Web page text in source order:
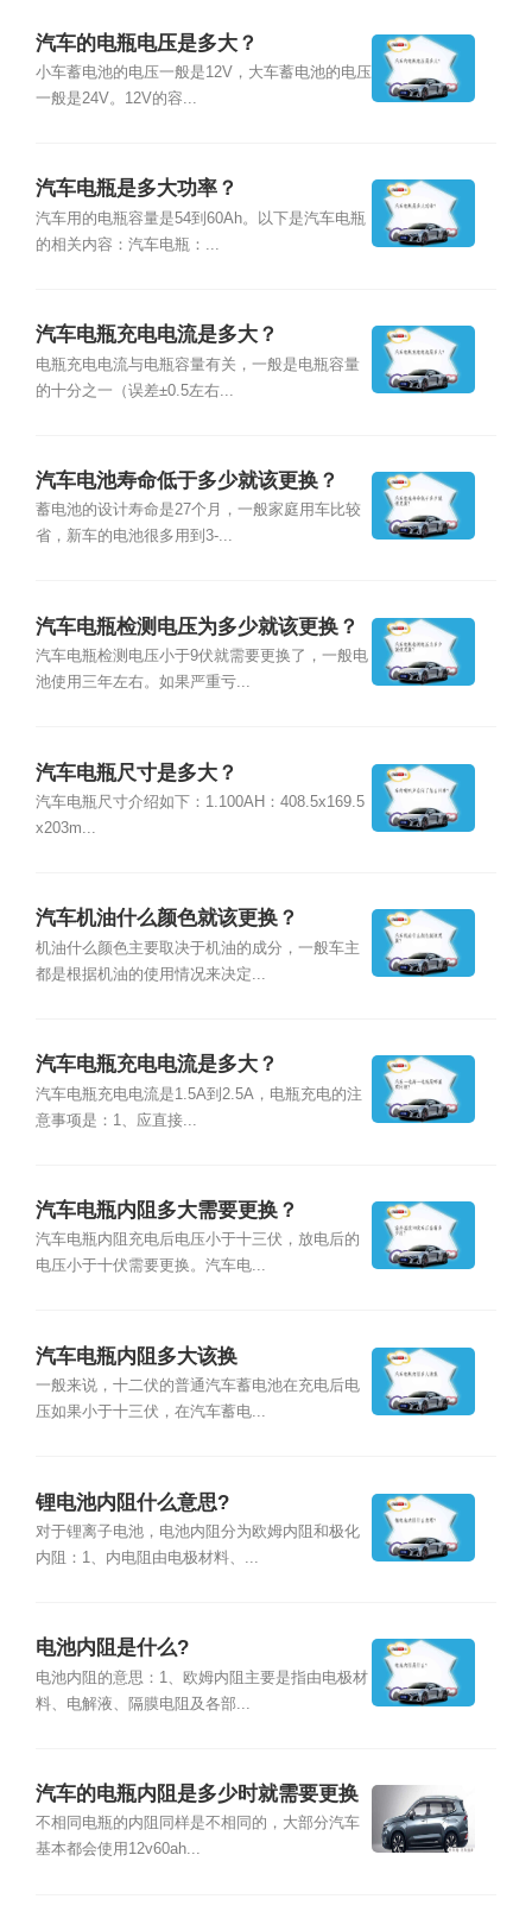
汽车的电瓶电压是多大？
小车蓄电池的电压一般是12V，大车蓄电池的电压
一般是24V。12V的容...
汽车电瓶是多大功率？
汽车用的电瓶容量是54到60Ah。以下是汽车电瓶
的相关内容：汽车电瓶：...
汽车电瓶充电电流是多大？
电瓶充电电流与电瓶容量有关，一般是电瓶容量
的十分之一（误差±0.5左右...
汽车电池寿命低于多少就该更换？
蓄电池的设计寿命是27个月，一般家庭用车比较
省，新车的电池很多用到3-...
汽车电瓶检测电压为多少就该更换？
汽车电瓶检测电压小于9伏就需要更换了，一般电
池使用三年左右。如果严重亏...
汽车电瓶尺寸是多大？
汽车电瓶尺寸介绍如下：1.100AH：408.5x169.5
x203m...
汽车机油什么颜色就该更换？
机油什么颜色主要取决于机油的成分，一般车主
都是根据机油的使用情况来决定...
汽车电瓶充电电流是多大？
汽车电瓶充电电流是1.5A到2.5A，电瓶充电的注
意事项是：1、应直接...
汽车电瓶内阻多大需要更换？
汽车电瓶内阻充电后电压小于十三伏，放电后的
电压小于十伏需要更换。汽车电...
汽车电瓶内阻多大该换
一般来说，十二伏的普通汽车蓄电池在充电后电
压如果小于十三伏，在汽车蓄电...
锂电池内阻什么意思?
对于锂离子电池，电池内阻分为欧姆内阻和极化
内阻：1、内电阻由电极材料、...
电池内阻是什么?
电池内阻的意思：1、欧姆内阻主要是指由电极材
料、电解液、隔膜电阻及各部...
汽车的电瓶内阻是多少时就需要更换
了
不相同电瓶的内阻同样是不相同的，大部分汽车
基本都会使用12v60ah...